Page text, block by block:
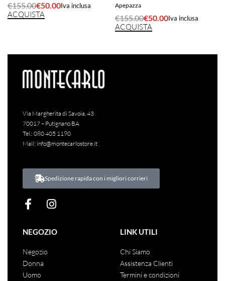
€155.00€50.00Iva inclusa
ACQUISTA
Apepazza
€155.00€50.00Iva inclusa
ACQUISTA
Via Margherita di Savoia, 43
70017 – Putignano BA
Tel.: 080 405 1190
Mail: info@montecarlostore.it
Spedizione rapida con i migliori corrieri
NEGOZIO
Negozio
Donna
Uomo
LINK UTILI
Chi Siamo
Assistenza Clienti
Termini e condizioni